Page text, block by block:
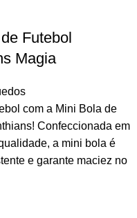
Futebol
Magia
com a Mini Bola de
Confeccionada em
a mini bola é
e garante maciez no